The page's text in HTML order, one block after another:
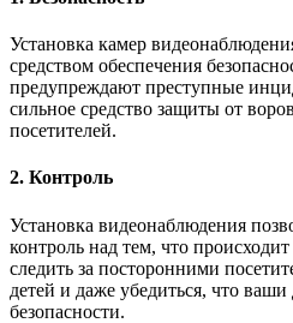
Установка камер
средством обеспечения
предупреждают преступные
сильное средство защиты от
посетителей.
2. Контроль
Установка видеонаблюдения
контроль над тем, что
следить за посторонними
детей и даже убедиться, что
безопасности.